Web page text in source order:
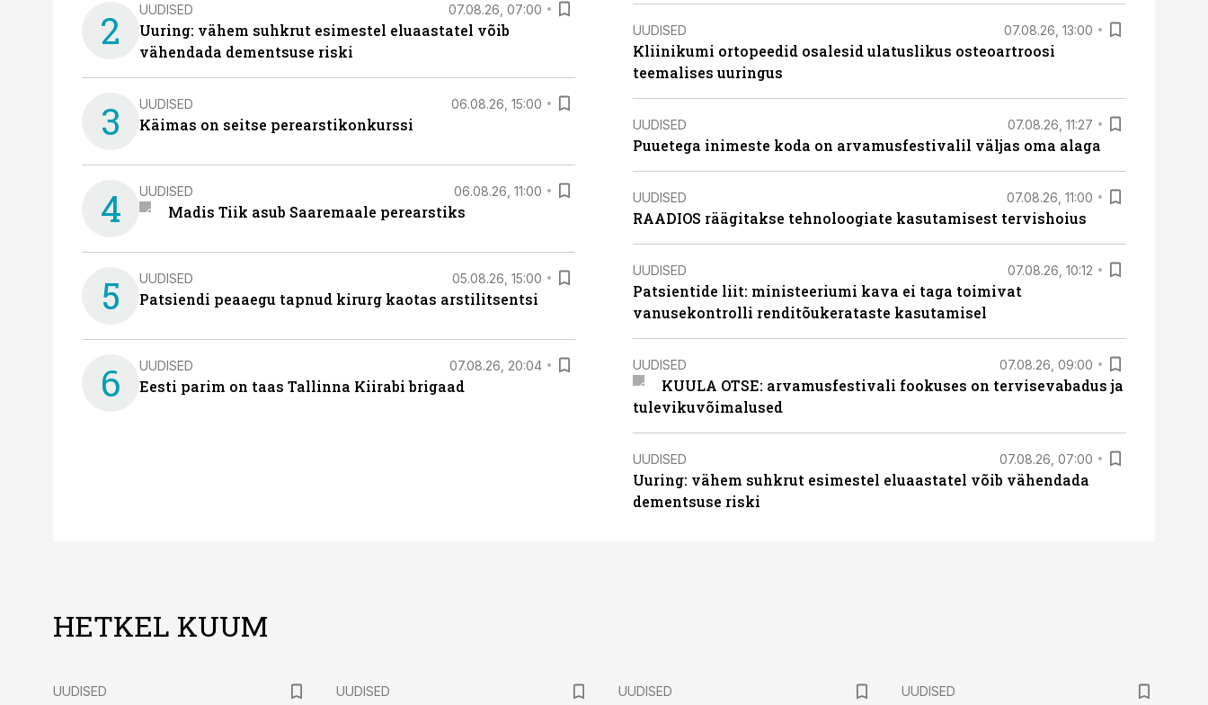
2 UUDISED 07.08.26, 07:00
Uuring: vähem suhkrut esimestel eluaastatel võib
vähendada dementsuse riski
3 UUDISED 06.08.26, 15:00
Käimas on seitse perearstikonkurssi
4 UUDISED 06.08.26, 11:00
Madis Tiik asub Saaremaale perearstiks
5 UUDISED 05.08.26, 15:00
Patsiendi peaaegu tapnud kirurg kaotas arstilitsentsi
6 UUDISED 07.08.26, 20:04
Eesti parim on taas Tallinna Kiirabi brigaad
UUDISED 07.08.26, 13:00
Kliinikumi ortopeedid osalesid ulatuslikus osteoartroosi
teemalises uuringus
UUDISED 07.08.26, 11:27
Puuetega inimeste koda on arvamusfestivalil väljas oma alaga
UUDISED 07.08.26, 11:00
RAADIOS räägitakse tehnoloogiate kasutamisest tervishoius
UUDISED 07.08.26, 10:12
Patsientide liit: ministeeriumi kava ei taga toimivat
vanusekontrolli renditõukerataste kasutamisel
UUDISED 07.08.26, 09:00
KUULA OTSE: arvamusfestivali fookuses on tervisevabadus ja
tulevikuvõimalused
UUDISED 07.08.26, 07:00
Uuring: vähem suhkrut esimestel eluaastatel võib vähendada
dementsuse riski
HETKEL KUUM
UUDISED
UUDISED
UUDISED
UUDISED